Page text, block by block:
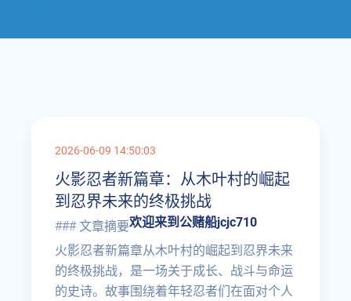
2026-06-09 14:50:03
火影忍者新篇章：从木叶村的崛起
到忍界未来的终极挑战
### 文章摘要
火影忍者新篇章从木叶村的崛起到忍界未来
的终极挑战，是一场关于成长、战斗与命运
的史诗。故事围绕着年轻忍者们在面对个人
欢迎来到公赌船jcjc710